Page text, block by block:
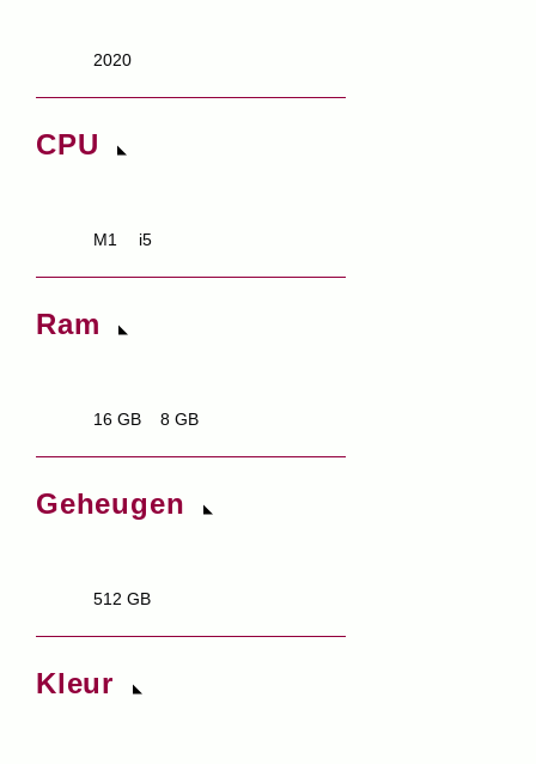
2020
CPU
M1 i5
Ram
16 GB 8 GB
Geheugen
512 GB
Kleur